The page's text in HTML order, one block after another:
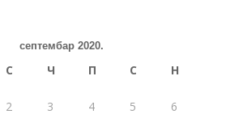
септембар 2020.
С Ч П С Н
2 3 4 5 6